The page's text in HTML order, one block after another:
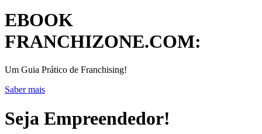
EBOOK
FRANCHIZONE.COM:
Um Guia Prático de Franchising!
Saber mais
Seja Empreendedor!